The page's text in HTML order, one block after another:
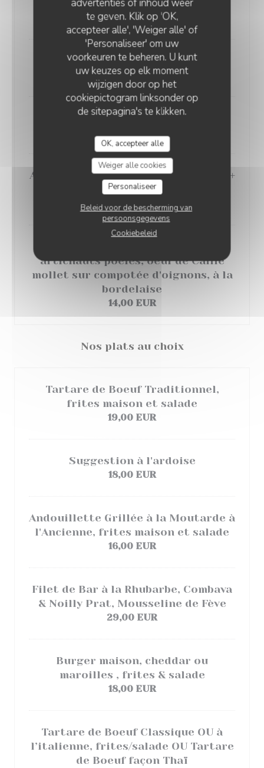
advertenties of inhoud weer
te geven. Klik op 'OK,
accepteer alle', 'Weiger alle' of
'Personaliseer' om uw
voorkeuren te beheren. U kunt
uw keuzes op elk moment
wijzigen door op het
cookiepictogram linksonder op
de sitepagina's te klikken.
OK, accepteer alle
Weiger alle cookies
Personaliseer
Beleid voor de bescherming van
persoonsgegevens
Cookiebeleid
& Noilly Prat, Mousseline de Fève
16,00 EUR
6 escargots au beurre d'Ail
9,00 EUR
12 escargots au beurre d'ail
Assiette Terre & Mer (Mi Foie-Gras +
Mi Saumon Fumé)
19,00 EUR
artichauts poêlés, oeuf de Caille
mollet sur compotée d'oignons, à la
bordelaise
14,00 EUR
Nos plats au choix
Tartare de Boeuf Traditionnel,
frites maison et salade
19,00 EUR
Suggestion à l'ardoise
18,00 EUR
Andouillette Grillée à la Moutarde à
l'Ancienne, frites maison et salade
16,00 EUR
Filet de Bar à la Rhubarbe, Combava
& Noilly Prat, Mousseline de Fève
29,00 EUR
Burger maison, cheddar ou
maroilles , frites & salade
18,00 EUR
Tartare de Boeuf Classique OU à
l’italienne, frites/salade OU Tartare
de Boeuf façon Thaï